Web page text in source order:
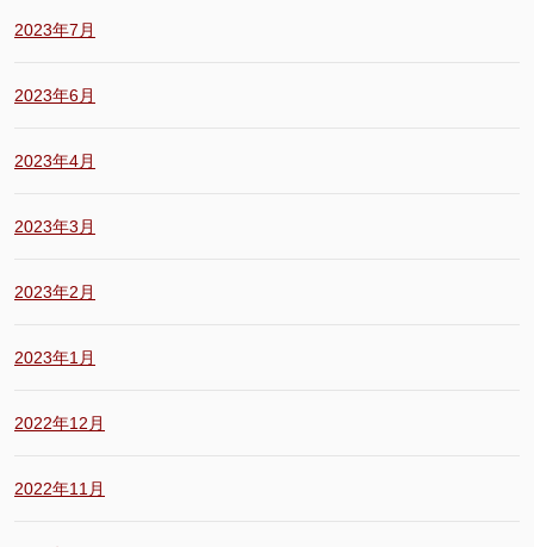
2023年7月
2023年6月
2023年4月
2023年3月
2023年2月
2023年1月
2022年12月
2022年11月